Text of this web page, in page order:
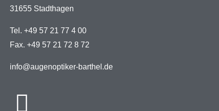
31655 Stadthagen
Tel. +49 57 21 77 4 00
Fax. +49 57 21 72 8 72
info@augenoptiker-barthel.de